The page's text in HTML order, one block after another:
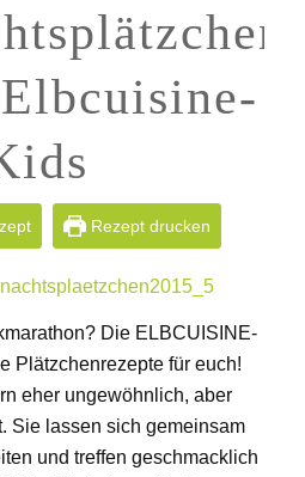
Rezept drucken
Die ELBCUISINE-
Plätzchenrezepte für euch!
eher ungewöhnlich, aber
Sie lassen sich gemeinsam
und treffen geschmacklich